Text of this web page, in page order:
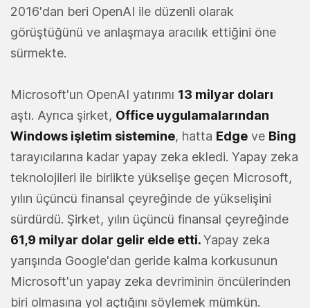
2016'dan beri OpenAI ile düzenli olarak
görüştüğünü ve anlaşmaya aracılık ettiğini öne
sürmekte.
Microsoft'un OpenAI yatırımı 13 milyar doları
aştı. Ayrıca şirket, Office uygulamalarından
Windows işletim sistemine, hatta Edge ve Bing
tarayıcılarına kadar yapay zeka ekledi. Yapay zeka
teknolojileri ile birlikte yükselişe geçen Microsoft,
yılın üçüncü finansal çeyreğinde de yükselişini
sürdürdü. Şirket, yılın üçüncü finansal çeyreğinde
61,9 milyar dolar gelir elde etti.Yapay zeka
yarışında Google'dan geride kalma korkusunun
Microsoft'un yapay zeka devriminin öncülerinden
biri olmasına yol açtığını söylemek mümkün.